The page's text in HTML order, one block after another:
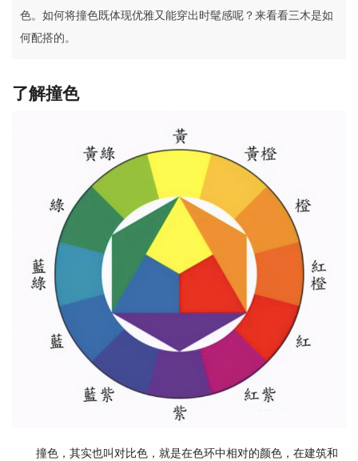
色。如何将撞色既体现优雅又能穿出时髦感呢？来看看三木是如
何配搭的。
了解撞色
撞色，其实也叫对比色，就是在色环中相对的颜色，在建筑和